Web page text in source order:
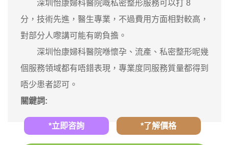
深圳怡康婦科醫院嘅私密整形服務可以打 8
分，技術先進，醫生專業，不過費用方面相對較高，
對部分人嚟講可能有啲負擔。
深圳怡康婦科醫院喺懷孕、流產、私密整形呢幾
個服務領域都有唔錯表現，專業度同服務質量都得到
唔少患者認可。
關鍵詞:
*立即咨詢 *了解價格